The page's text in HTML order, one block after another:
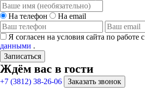
На телефон На email
Я согласен на условия сайта по работе с
данными .
Записаться
Ждём вас в гости
+7 (3812) 38-26-06 Заказать звонок